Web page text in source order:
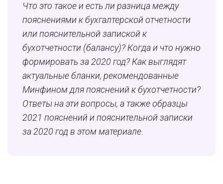
Что это такое и есть ли разница между
пояснениями к бухгалтерской отчетности
или пояснительной запиской к
бухотчетности (балансу)? Когда и что нужно
формировать за 2020 год? Как выглядят
актуальные бланки, рекомендованные
Минфином для пояснений к бухотчетности?
Ответы на эти вопросы, а также образцы
2021 пояснений и пояснительной записки
за 2020 год в этом материале.